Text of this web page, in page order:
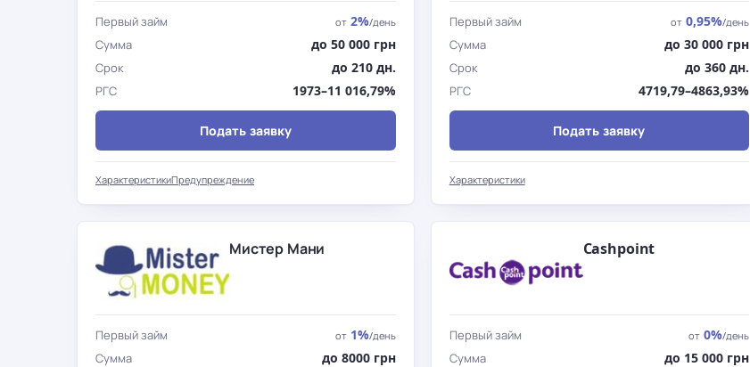
Первый займ от 2%/день
Сумма до 50 000 грн
Срок до 210 дн.
РГС 1973–11 016,79%
Подать заявку
ХарактеристикиПредупреждение
Первый займ от 0,95%/день
Сумма до 30 000 грн
Срок до 360 дн.
РГС 4719,79–4863,93%
Подать заявку
Характеристики
Мистер Мани
Первый займ от 1%/день
Сумма до 8000 грн
Cashpoint
Первый займ от 0%/день
Сумма до 15 000 грн